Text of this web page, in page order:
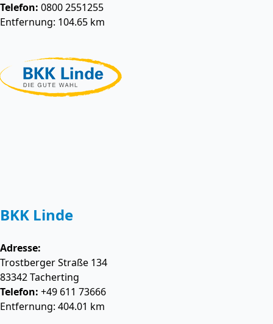
Telefon: 0800 2551255
Entfernung: 104.65 km
BKK Linde
Adresse:
Trostberger Straße 134
83342Tacherting
Telefon: +49 611 73666
Entfernung: 404.01 km